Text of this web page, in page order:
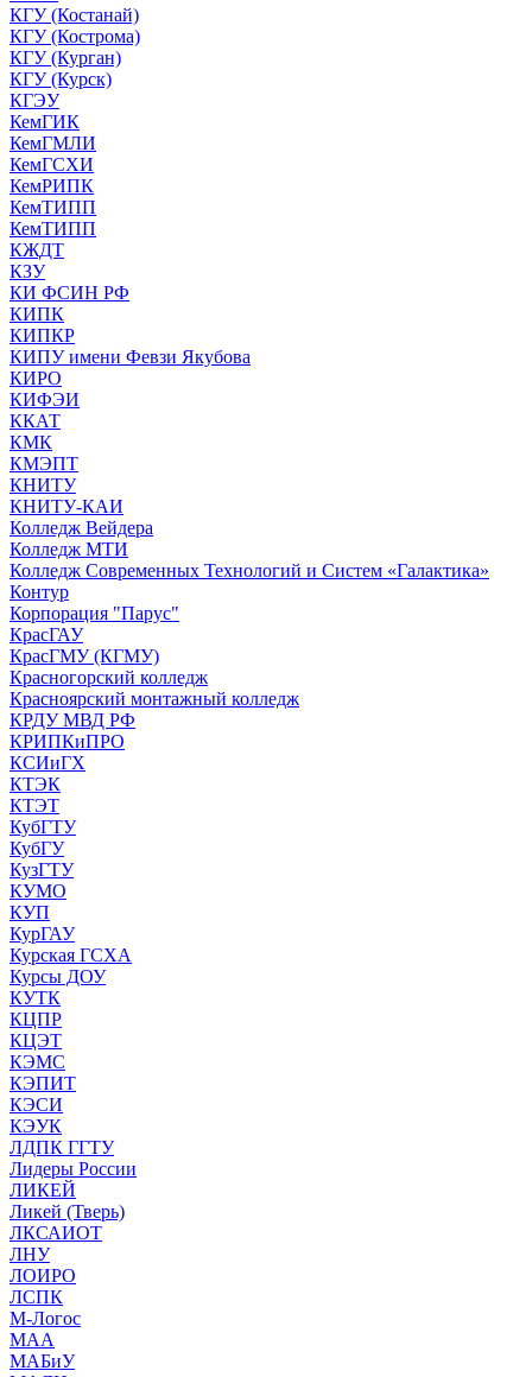
КГУ (Костанай)
КГУ (Кострома)
КГУ (Курган)
КГУ (Курск)
КГЭУ
КемГИК
КемГМЛИ
КемГСХИ
КемРИПК
КемТИПП
КемТИПП
КЖДТ
КЗУ
КИ ФСИН РФ
КИПК
КИПКР
КИПУ имени Февзи Якубова
КИРО
КИФЭИ
ККАТ
КМК
КМЭПТ
КНИТУ
КНИТУ-КАИ
Колледж Вейдера
Колледж МТИ
Колледж Современных Технологий и Систем «Галактика»
Контур
Корпорация "Парус"
КрасГАУ
КрасГМУ (КГМУ)
Красногорский колледж
Красноярский монтажный колледж
КРДУ МВД РФ
КРИПКиПРО
КСИиГХ
КТЭК
КТЭТ
КубГТУ
КубГУ
КузГТУ
КУМО
КУП
КурГАУ
Курская ГСХА
Курсы ДОУ
КУТК
КЦПР
КЦЭТ
КЭМС
КЭПИТ
КЭСИ
КЭУК
ЛДПК ГГТУ
Лидеры России
ЛИКЕЙ
Ликей (Тверь)
ЛКСАИОТ
ЛНУ
ЛОИРО
ЛСПК
М-Логос
МАА
МАБиУ